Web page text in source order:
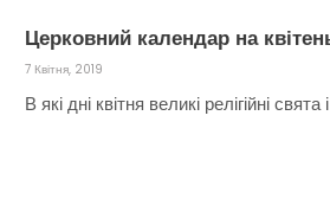
Церковний календар на
7 Квітня, 2019
В які дні квітня великі релігійні свята